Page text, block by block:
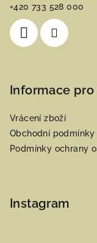
+420 733 528 000
Informace pro
Vrácení zboží
Obchodní podmínky
Podmínky ochrany
Instagram